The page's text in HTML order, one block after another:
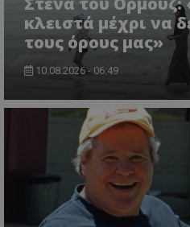
κλειστά μέχρι να
τους όρους μας»
10.08.2026 - 06:49